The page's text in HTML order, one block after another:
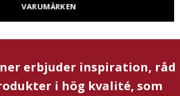
VARUMÄRKEN
erbjuder inspiration, råd
i hög kvalité, som